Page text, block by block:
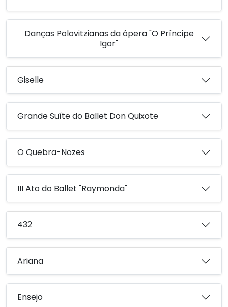
Danças Polovitzianas da ópera "O Príncipe
Igor"
Giselle
Grande Suíte do Ballet Don Quixote
O Quebra-Nozes
III Ato do Ballet "Raymonda"
432
Ariana
Ensejo